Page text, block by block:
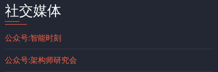
社交媒体
公众号:智能时刻
公众号:架构师研究会